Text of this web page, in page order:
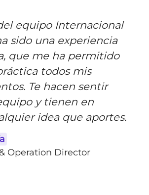
equipo Internacional
sido una experiencia
que me ha permitido
todos mis
Te hacen sentir
y tienen en
idea que aportes.
Operation Director